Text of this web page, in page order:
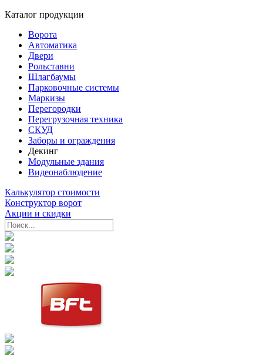
Каталог продукции
Ворота
Автоматика
Двери
Рольставни
Шлагбаумы
Парковочные системы
Маркизы
Перегородки
Перегрузочная техника
СКУД
Заборы и ограждения
Декинг
Модульные здания
Видеонаблюдение
Калькулятор стоимости
Конструктор ворот
Акции и скидки